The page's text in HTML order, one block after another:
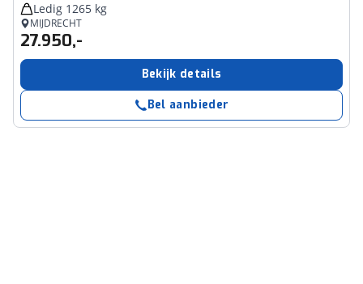
Ledig 1265 kg
MIJDRECHT
27.950,-
Bekijk details
Bel aanbieder